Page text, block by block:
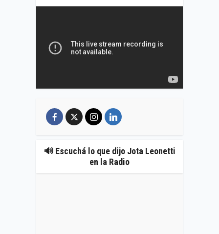
🔊 Escuchá lo que dijo Jota Leonetti
en la Radio